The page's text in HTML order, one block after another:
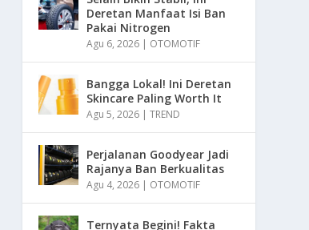
Deretan Manfaat Isi Ban
Pakai Nitrogen
Agu 6, 2026 | OTOMOTIF
Bangga Lokal! Ini Deretan
Skincare Paling Worth It
Agu 5, 2026 |TREND
Perjalanan Goodyear Jadi
Rajanya Ban Berkualitas
Agu 4, 2026 | OTOMOTIF
Ternyata Begini! Fakta